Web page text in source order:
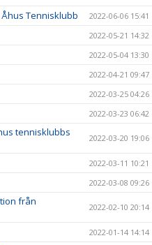
Tennisklubb 2022-06-06 15:41
2022-05-21 14:32
2022-05-04 13:30
2022-04-21 09:47
2022-03-25 04:26
2022-03-23 06:42
tennisklubbs
2022-03-20 19:06
2022-03-11 10:21
2022-03-08 09:26
från
2022-02-10 20:14
2022-01-14 14:14